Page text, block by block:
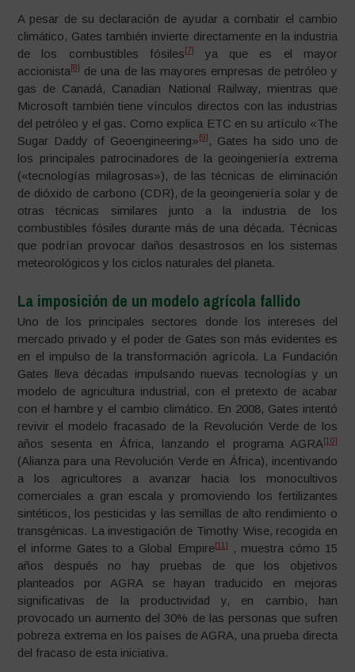
A pesar de su declaración de ayudar a combatir el cambio
climático, Gates también invierte directamente en la industria
de los combustibles fósiles [7]
ya que es el mayor
accionista [8]
de una de las mayores empresas de petróleo y
gas de Canadá, Canadian National Railway, mientras que
Microsoft también tiene vínculos directos con las industrias
del petróleo y el gas. Como explica ETC en su artículo «The
Sugar Daddy of Geoengineering» [9] , Gates ha sido uno de
los principales patrocinadores de la geoingeniería extrema
(«tecnologías milagrosas»), de las técnicas de eliminación
de dióxido de carbono (CDR), de la geoingeniería solar y de
otras técnicas similares junto a la industria de los
combustibles fósiles durante más de una década. Técnicas
que podrían provocar daños desastrosos en los sistemas
meteorológicos y los ciclos naturales del planeta.
La imposición de un modelo agrícola fallido
Uno de los principales sectores donde los intereses del
mercado privado y el poder de Gates son más evidentes es
en el impulso de la transformación agrícola. La Fundación
Gates lleva décadas impulsando nuevas tecnologías y un
modelo de agricultura industrial, con el pretexto de acabar
con el hambre y el cambio climático. En 2008, Gates intentó
revivir el modelo fracasado de la Revolución Verde de los
años sesenta en África, lanzando el programa AGRA [10]
(Alianza para una Revolución Verde en África), incentivando
a los agricultores a avanzar hacia los monocultivos
comerciales a gran escala y promoviendo los fertilizantes
sintéticos, los pesticidas y las semillas de alto rendimiento o
transgénicas. La investigación de Timothy Wise, recogida en
el informe Gates to a Global Empire [11]
, muestra cómo 15
años después no hay pruebas de que los objetivos
planteados por AGRA se hayan traducido en mejoras
significativas de la productividad y, en cambio, han
provocado un aumento del 30% de las personas que sufren
pobreza extrema en los países de AGRA, una prueba directa
del fracaso de esta iniciativa.